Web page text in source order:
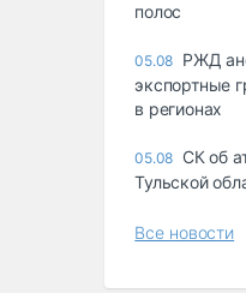
полос
05.08 РЖД
экспортные
в регионах
05.08 СК об
Тульской
Все новости